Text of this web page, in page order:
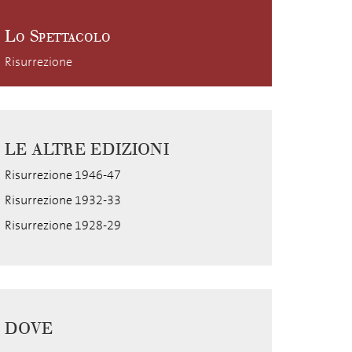
Lo Spettacolo
Risurrezione
LE ALTRE EDIZIONI
Risurrezione 1946-47
Risurrezione 1932-33
Risurrezione 1928-29
DOVE